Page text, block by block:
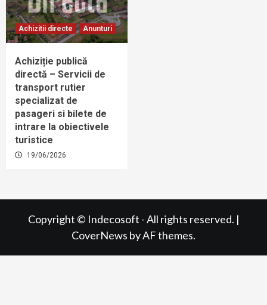
Achizitii directe Anunturi
Achiziție publică
directă – Servicii de
transport rutier
specializat de
pasageri si bilete de
intrare la obiectivele
turistice
19/06/2026
Copyright © Indecosoft - All rights reserved. |
CoverNews by AF themes.